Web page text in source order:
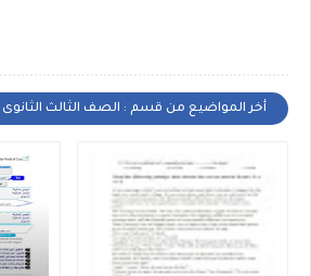
أخر المواضيع من قسم : الصف الثالث الثانوى